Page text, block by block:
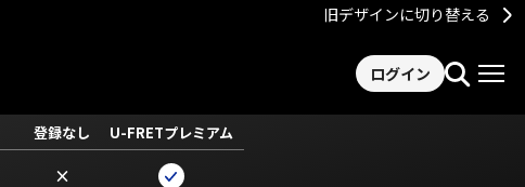
旧デザインに切り替える
ログイン
登録なし
U-FRETプレミアム
×